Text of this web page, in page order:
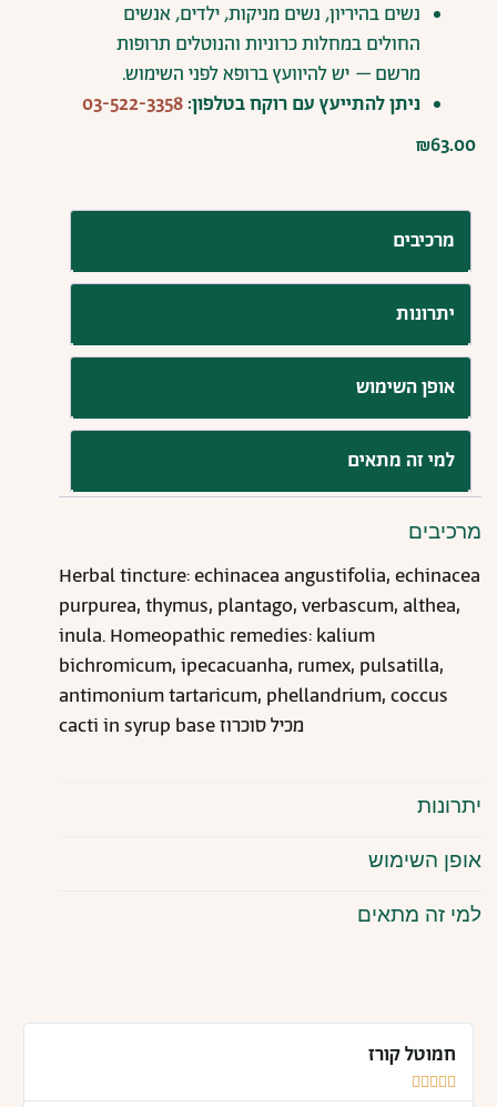
נשים בהיריון, נשים מניקות,ילדים,אנשים
החולים במחלותכרוניות והנוטלים תרופות
מרשם – ישלהיוועץברופאלפני השימוש.
ניתןלהתייעץ עם רוקחבטלפון:03-522-3358
₪63.00
מרכיבים
יתרונות
אופן השימוש
למי זה מתאים
מרכיבים
Herbal tincture: echinacea angustifolia, echinacea
purpurea, thymus, plantago, verbascum, althea,
inula. Homeopathic remedies: kalium
bichromicum, ipecacuanha, rumex, pulsatilla,
antimonium tartaricum, phellandrium, coccus
cacti in syrup base מכיל סוכרוז
יתרונות
אופן השימוש
למי זה מתאים
חמוטל קורז




